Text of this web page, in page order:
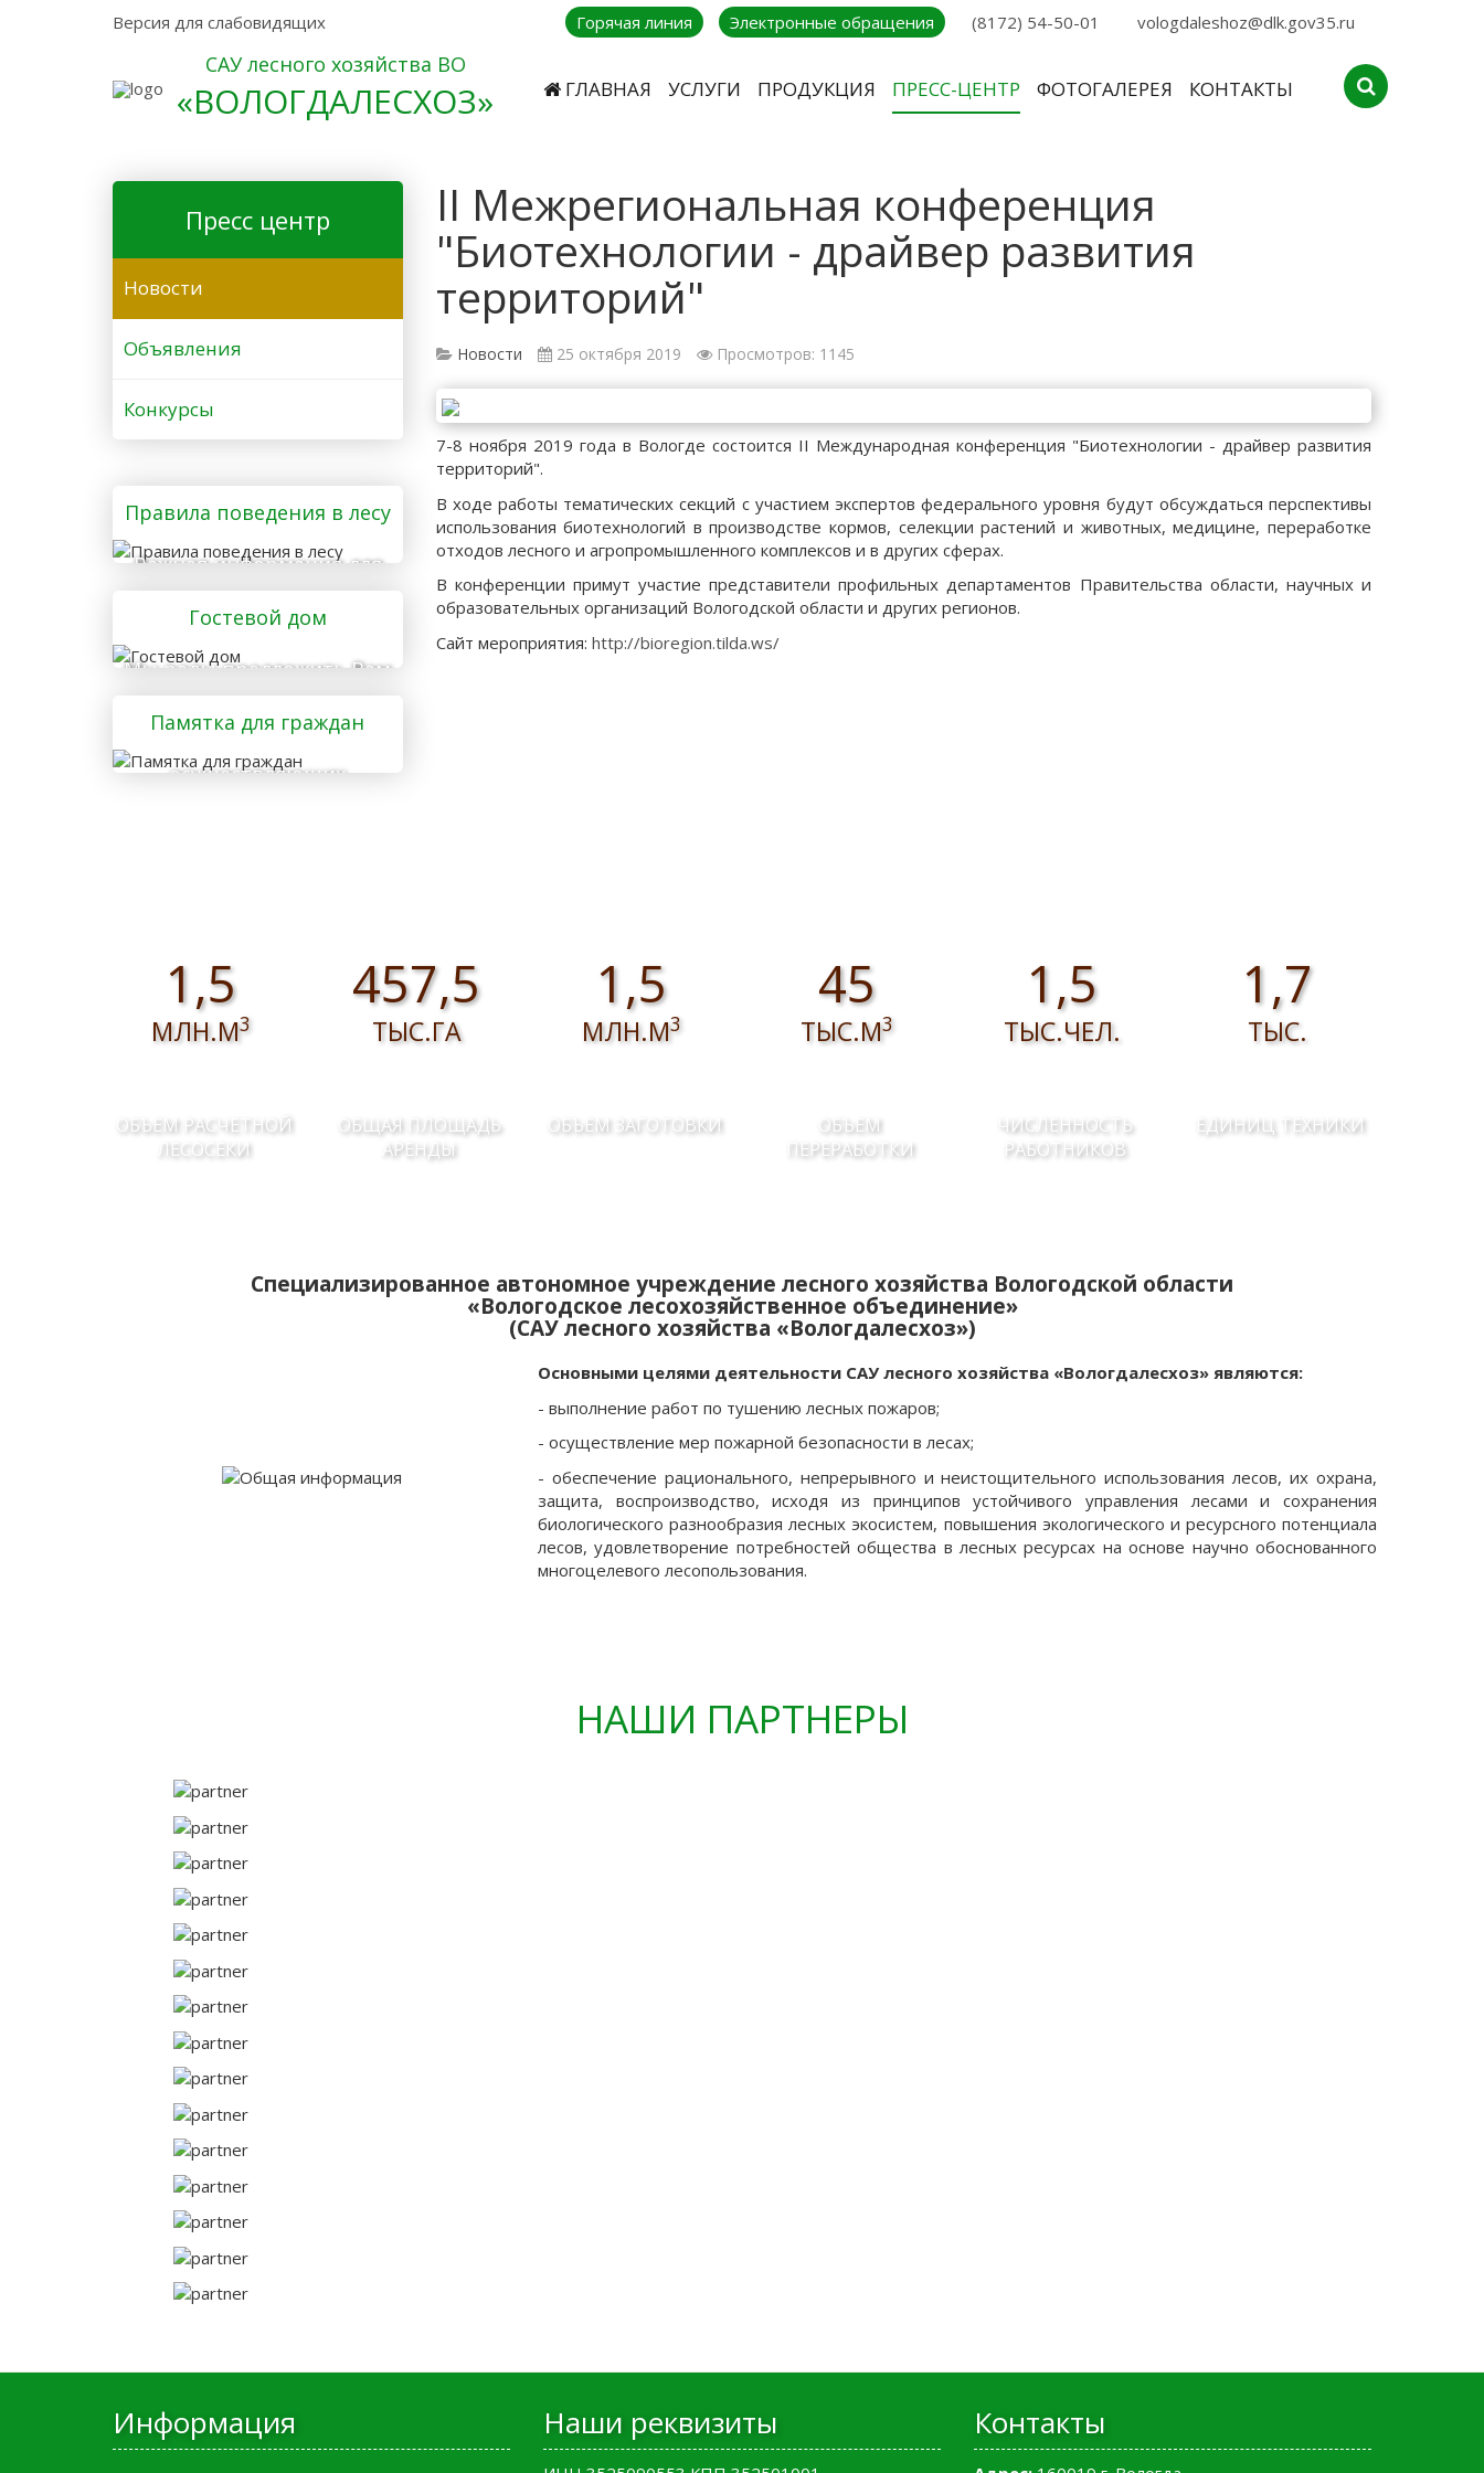
Версия для слабовидящих Горячая линия Электронные обращения (8172) 54-50-01 vologdaleshoz@dlk.gov35.ru
САУ лесного хозяйства ВО
«ВОЛОГДАЛЕСХОЗ» ГЛАВНАЯ УСЛУГИ ПРОДУКЦИЯ ПРЕСС-ЦЕНТР ФОТОГАЛЕРЕЯ КОНТАКТЫ
II Межрегиональная конференция
"Биотехнологии - драйвер развития
территорий"
Новости 25 октября 2019 Просмотров: 1145
7-8 ноября 2019 года в Вологде состоится II Международная конференция "Биотехнологии - драйвер развития
территорий".
В ходе работы тематических секций с участием экспертов федерального уровня будут обсуждаться перспективы
использования биотехнологий в производстве кормов, селекции растений и животных, медицине, переработке
отходов лесного и агропромышленного комплексов и в других сферах.
В конференции примут участие представители профильных департаментов Правительства области, научных и
образовательных организаций Вологодской области и других регионов.
Сайт мероприятия: http://bioregion.tilda.ws/​
Пресс центр
Новости
Объявления
Конкурсы
Правила поведения в лесу
Важная информация для
тех, кто отправляется в
лес
Гостевой дом
Мы рады предложить Вам
услуги гостевого дома
Памятка для граждан
осуществляющих
1,5
МЛН.М3
ОБЪЕМ РАСЧЕТНОЙ
ЛЕСОСЕКИ
457,5
ТЫС.ГА
ОБЩАЯ ПЛОЩАДЬ
АРЕНДЫ
1,5
МЛН.М3
ОБЪЕМ ЗАГОТОВКИ
45
ТЫС.М3
ОБЪЕМ
ПЕРЕРАБОТКИ
1,5
ТЫС.ЧЕЛ.
ЧИСЛЕННОСТЬ
РАБОТНИКОВ
1,7
ТЫС.
ЕДИНИЦ ТЕХНИКИ
Специализированное автономное учреждение лесного хозяйства Вологодской области
«Вологодское лесохозяйственное объединение»
(САУ лесного хозяйства «Вологдалесхоз»)
Основными целями деятельности САУ лесного хозяйства «Вологдалесхоз» являются:
- выполнение работ по тушению лесных пожаров;
- осуществление мер пожарной безопасности в лесах;
- обеспечение рационального, непрерывного и неистощительного использования лесов, их охрана,
защита, воспроизводство, исходя из принципов устойчивого управления лесами и сохранения
биологического разнообразия лесных экосистем, повышения экологического и ресурсного потенциала
лесов, удовлетворение потребностей общества в лесных ресурсах на основе научно обоснованного
многоцелевого лесопользования.
НАШИ ПАРТНЕРЫ
Информация Наши реквизиты Контакты